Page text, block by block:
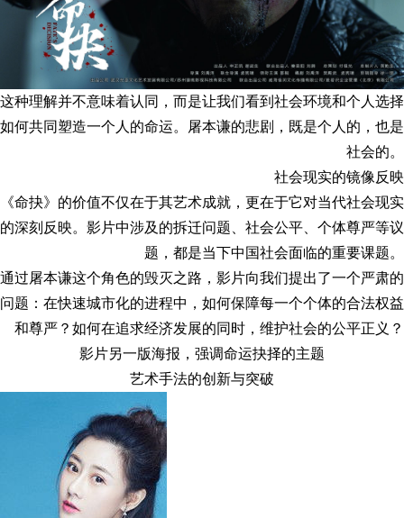
这种理解并不意味着认同，而是让我们看到社会环境和个人选择
如何共同塑造一个人的命运。屠本谦的悲剧，既是个人的，也是
社会的。
社会现实的镜像反映
《命抉》的价值不仅在于其艺术成就，更在于它对当代社会现实
的深刻反映。影片中涉及的拆迁问题、社会公平、个体尊严等议
题，都是当下中国社会面临的重要课题。
通过屠本谦这个角色的毁灭之路，影片向我们提出了一个严肃的
问题：在快速城市化的进程中，如何保障每一个个体的合法权益
和尊严？如何在追求经济发展的同时，维护社会的公平正义？
影片另一版海报，强调命运抉择的主题
艺术手法的创新与突破